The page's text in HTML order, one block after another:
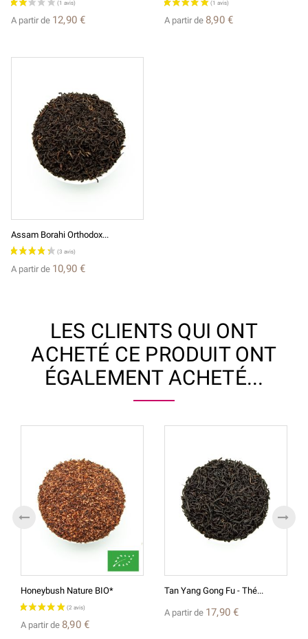
A partir de 12,90 € A partir de 8,90 €
Assam Borahi Orthodox...
A partir de 10,90 €
LES CLIENTS QUI ONT
ACHETÉ CE PRODUIT ONT
ÉGALEMENT ACHETÉ...
Honeybush Nature BIO*
A partir de 8,90 €
Tan Yang Gong Fu - Thé...
A partir de 17,90 €